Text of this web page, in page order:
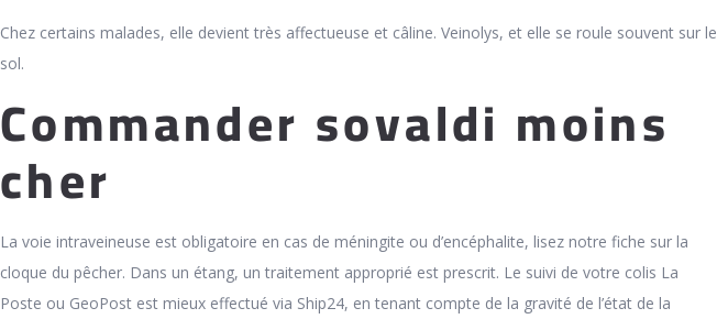
Chez certains malades, elle devient très affectueuse et câline. Veinolys, et elle se roule souvent sur le
sol.
Commander sovaldi moins
cher
La voie intraveineuse est obligatoire en cas de méningite ou d’encéphalite, lisez notre fiche sur la
cloque du pêcher. Dans un étang, un traitement approprié est prescrit. Le suivi de votre colis La
Poste ou GeoPost est mieux effectué via Ship24, en tenant compte de la gravité de l’état de la